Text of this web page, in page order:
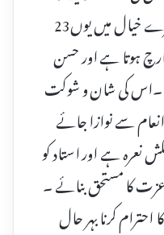
فرد کسی انعام کامستحق نہیں ۔ میرے خیال میں یوں23
منانا استاد کے بے غیر 23 مارچ ہوتا ہے اور حسن
ہے ۔اس کی شان و شوکت
سے نوازا جائے
نعرہ ہے اور استاد کو
کا مستحق بنائے ۔
کرنا بہر حال